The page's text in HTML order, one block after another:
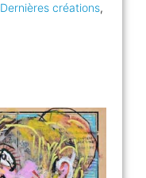
Dernières créations,